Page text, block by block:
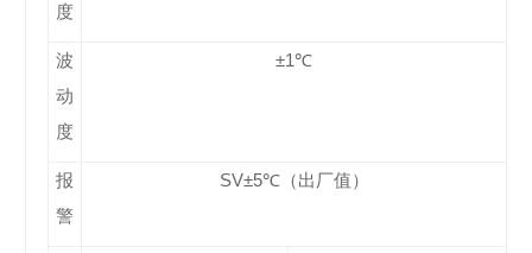
度
波
动
度
±1℃
报
警
SV±5℃（出厂值）